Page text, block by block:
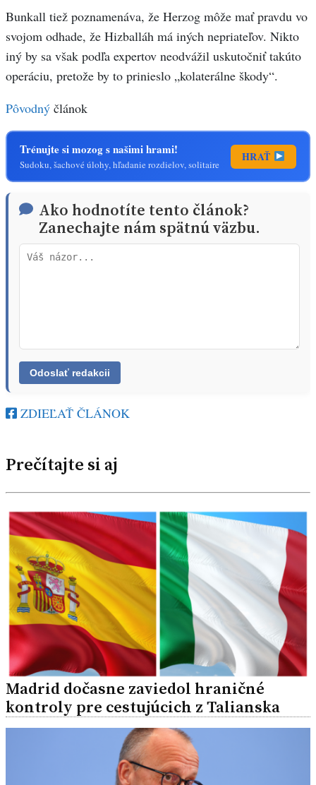
Bunkall tiež poznamenáva, že Herzog môže mať pravdu vo
svojom odhade, že Hizballáh má iných nepriateľov. Nikto
iný by sa však podľa expertov neodvážil uskutočniť takúto
operáciu, pretože by to prinieslo „kolaterálne škody“.
Pôvodný článok
Trénujte si mozog s našimi hrami!
Sudoku, šachové úlohy, hľadanie rozdielov, solitaire
HRAŤ
Ako hodnotíte tento článok?
Zanechajte nám spätnú väzbu.
ZDIEĽAŤ ČLÁNOK
Prečítajte si aj
Madrid dočasne zaviedol hraničné
kontroly pre cestujúcich z Talianska